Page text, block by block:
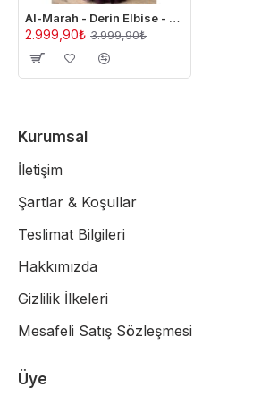
Al-Marah - Derin Elbise - Mürdüm
2.999,90₺ 3.999,90₺
Kurumsal
İletişim
Şartlar & Koşullar
Teslimat Bilgileri
Hakkımızda
Gizlilik İlkeleri
Mesafeli Satış Sözleşmesi
Üye